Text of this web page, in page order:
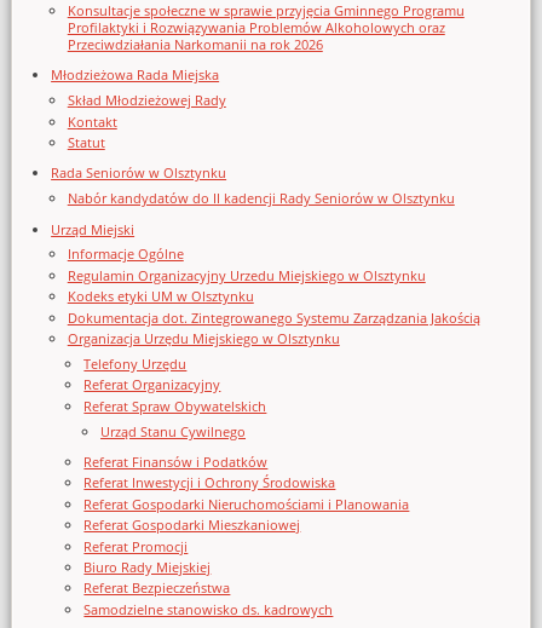
Konsultacje społeczne w sprawie przyjęcia Gminnego Programu
Profilaktyki i Rozwiązywania Problemów Alkoholowych oraz
Przeciwdziałania Narkomanii na rok 2026
Młodzieżowa Rada Miejska
Skład Młodzieżowej Rady
Kontakt
Statut
Rada Seniorów w Olsztynku
Nabór kandydatów do II kadencji Rady Seniorów w Olsztynku
Urząd Miejski
Informacje Ogólne
Regulamin Organizacyjny Urzedu Miejskiego w Olsztynku
Kodeks etyki UM w Olsztynku
Dokumentacja dot. Zintegrowanego Systemu Zarządzania Jakością
Organizacja Urzędu Miejskiego w Olsztynku
Telefony Urzędu
Referat Organizacyjny
Referat Spraw Obywatelskich
Urząd Stanu Cywilnego
Referat Finansów i Podatków
Referat Inwestycji i Ochrony Środowiska
Referat Gospodarki Nieruchomościami i Planowania
Referat Gospodarki Mieszkaniowej
Referat Promocji
Biuro Rady Miejskiej
Referat Bezpieczeństwa
Samodzielne stanowisko ds. kadrowych